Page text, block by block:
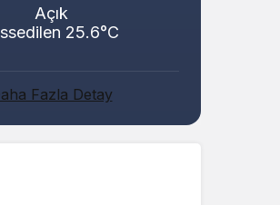
Açık
25.6°C
Fazla Detay